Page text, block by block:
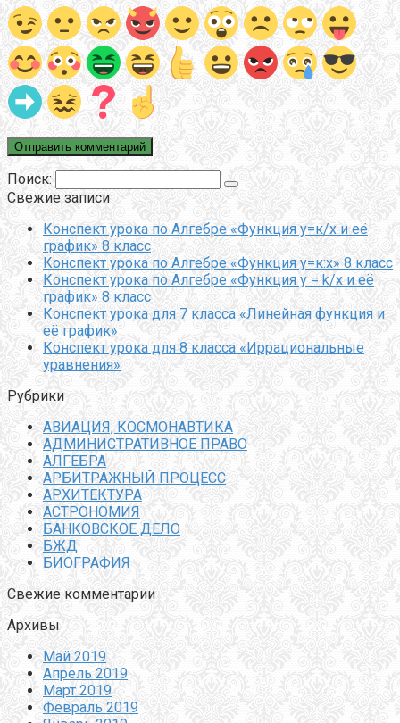
Поиск:
Свежие записи
Конспект урока по Алгебре «Функция у=к/х и её
график» 8 класс
Конспект урока по Алгебре «Функция у=к:х» 8 класс
Конспект урока по Алгебре «Функция y = k/x и её
график» 8 класс
Конспект урока для 7 класса «Линейная функция и
её график»
Конспект урока для 8 класса «Иррациональные
уравнения»
Рубрики
АВИАЦИЯ, КОСМОНАВТИКА
АДМИНИСТРАТИВНОЕ ПРАВО
АЛГЕБРА
АРБИТРАЖНЫЙ ПРОЦЕСС
АРХИТЕКТУРА
АСТРОНОМИЯ
БАНКОВСКОЕ ДЕЛО
БЖД
БИОГРАФИЯ
Свежие комментарии
Архивы
Май 2019
Апрель 2019
Март 2019
Февраль 2019